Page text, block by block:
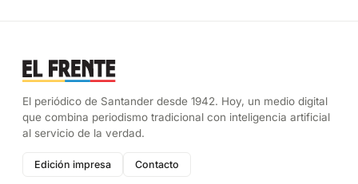
El periódico de Santander desde 1942. Hoy, un medio digital
que combina periodismo tradicional con inteligencia artificial
al servicio de la verdad.
Edición impresa Contacto